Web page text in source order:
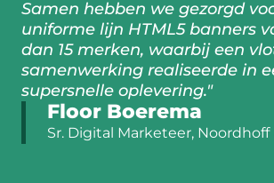
Samen hebben we gezorgd
uniforme lijn HTML5 banners
dan 15 merken, waarbij een
samenwerking realiseerde in
supersnelle oplevering."
Floor Boerema
Sr. Digital Marketeer,